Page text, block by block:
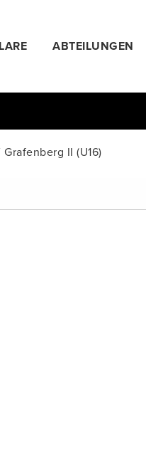
ABTEILUNGEN
II (U16)